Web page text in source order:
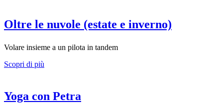
Oltre le nuvole (estate e inverno)
Volare insieme a un pilota in tandem
Scopri di più
Yoga con Petra